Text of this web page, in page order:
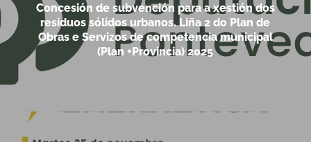
Concesión de subvención para a xestión dos
residuos sólidos urbanos. Liña 2 do Plan de
Obras e Servizos de competencia municipal
(Plan +Provincia) 2025